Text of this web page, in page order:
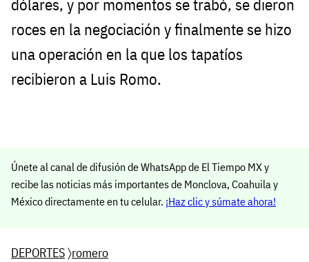
dólares, y por momentos se trabó, se dieron
roces en la negociación y finalmente se hizo
una operación en la que los tapatíos
recibieron a Luis Romo.
Únete al canal de difusión de WhatsApp de El Tiempo MX y
recibe las noticias más importantes de Monclova, Coahuila y
México directamente en tu celular. ¡Haz clic y súmate ahora!
DEPORTES〉romero